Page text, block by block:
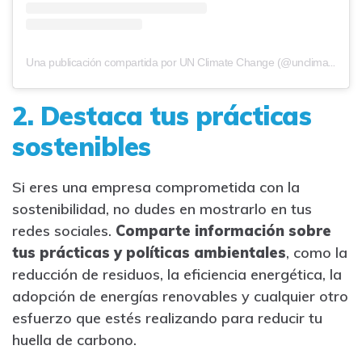
Una publicación compartida por UN Climate Change (@unclimatechange)
2. Destaca tus prácticas
sostenibles
Si eres una empresa comprometida con la
sostenibilidad, no dudes en mostrarlo en tus
redes sociales. Comparte información sobre
tus prácticas y políticas ambientales, como la
reducción de residuos, la eficiencia energética, la
adopción de energías renovables y cualquier otro
esfuerzo que estés realizando para reducir tu
huella de carbono.